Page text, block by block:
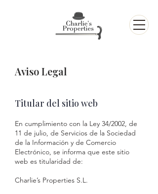
Aviso Legal
Titular del sitio web
En cumplimiento con la Ley 34/2002, de
11 de julio, de Servicios de la Sociedad
de la Información y de Comercio
Electrónico, se informa que este sitio
web es titularidad de:
Charlie’s Properties S.L.